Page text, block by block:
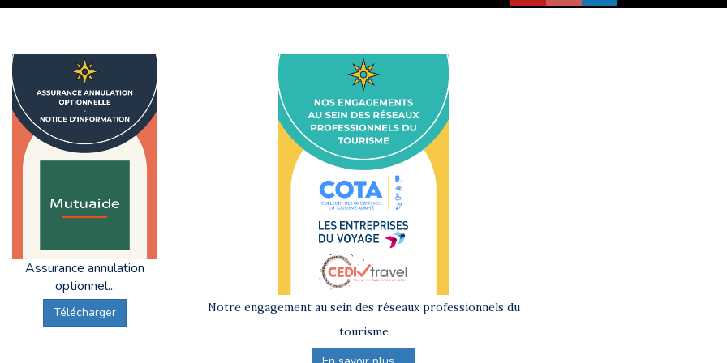
Assurance annulation
optionnel...
Télécharger
Notre engagement au sein des réseaux professionnels du
tourisme